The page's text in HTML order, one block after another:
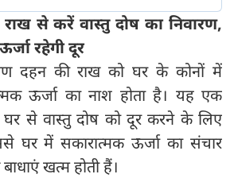
से करें वास्तु दोष का निवारण,
रहेगी दूर
दहन की राख को घर के कोनों में
ऊर्जा का नाश होता है। यह एक
घर से वास्तु दोष को दूर करने के लिए
घर में सकारात्मक ऊर्जा का संचार
खत्म होती हैं।